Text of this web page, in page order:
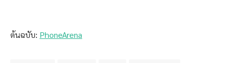
ต้นฉบับ: PhoneArena